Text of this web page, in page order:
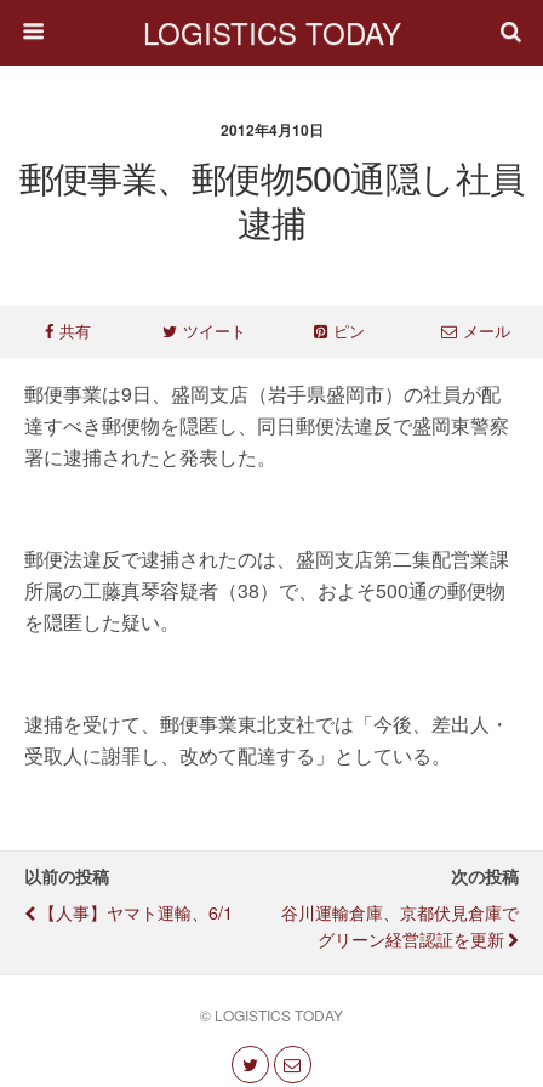
LOGISTICS TODAY
2012年4月10日
郵便事業、郵便物500通隠し社員
逮捕
共有 ツイート ピン メール
郵便事業は9日、盛岡支店（岩手県盛岡市）の社員が配
達すべき郵便物を隠匿し、同日郵便法違反で盛岡東警察
署に逮捕されたと発表した。
郵便法違反で逮捕されたのは、盛岡支店第二集配営業課
所属の工藤真琴容疑者（38）で、およそ500通の郵便物
を隠匿した疑い。
逮捕を受けて、郵便事業東北支社では「今後、差出人・
受取人に謝罪し、改めて配達する」としている。
以前の投稿
【人事】ヤマト運輸、6/1
次の投稿
谷川運輸倉庫、京都伏見倉庫で
グリーン経営認証を更新
© LOGISTICS TODAY